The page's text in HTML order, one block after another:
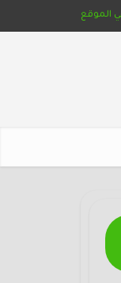
الموقع